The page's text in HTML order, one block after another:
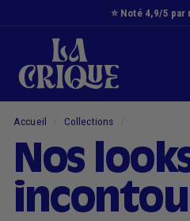
⭐️ Noté 4,9/5
a
C
r
i
q
u
e
Accueil Collections
Nos